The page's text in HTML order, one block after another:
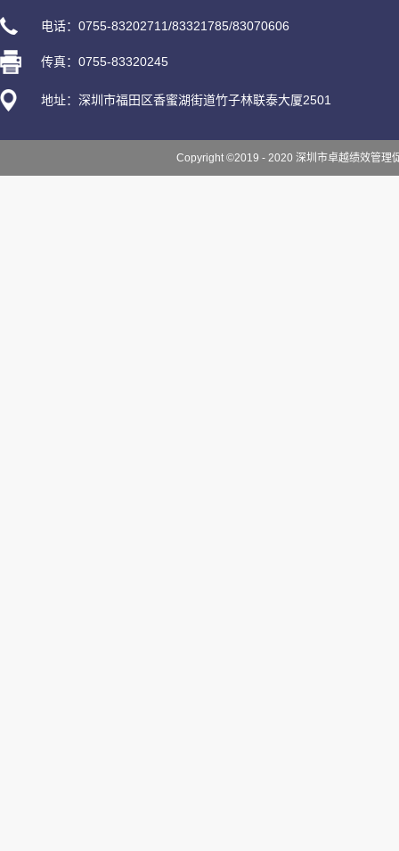
电话：0755-83202711/83321785/83070606
传真：0755-83320245
地址：深圳市福田区香蜜湖街道竹子林联泰大厦2501
Copyright ©2019 - 2020 深圳市卓越绩效管理